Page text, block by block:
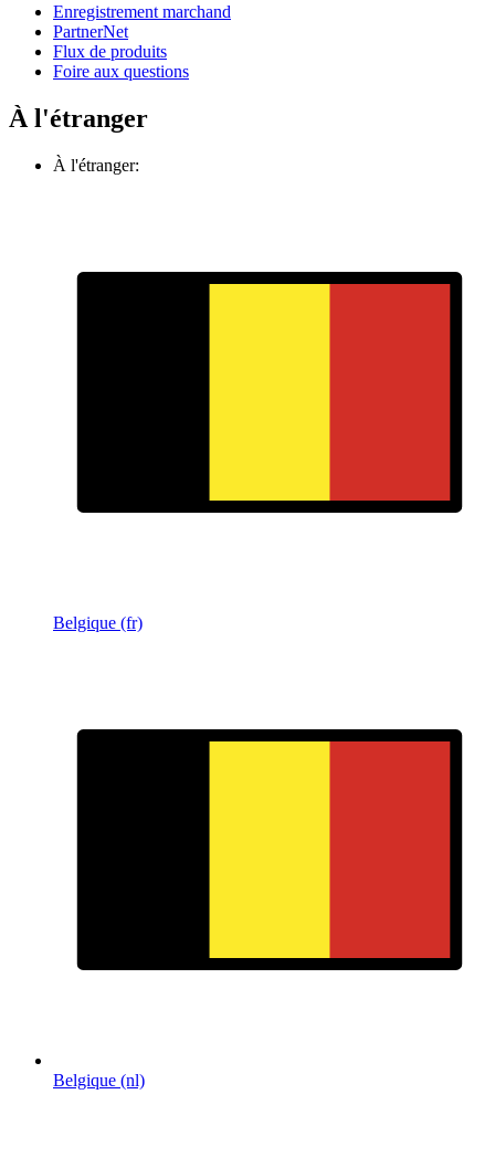
Enregistrement marchand
PartnerNet
Flux de produits
Foire aux questions
À l'étranger
À l'étranger:
Belgique (fr)
Belgique (nl)